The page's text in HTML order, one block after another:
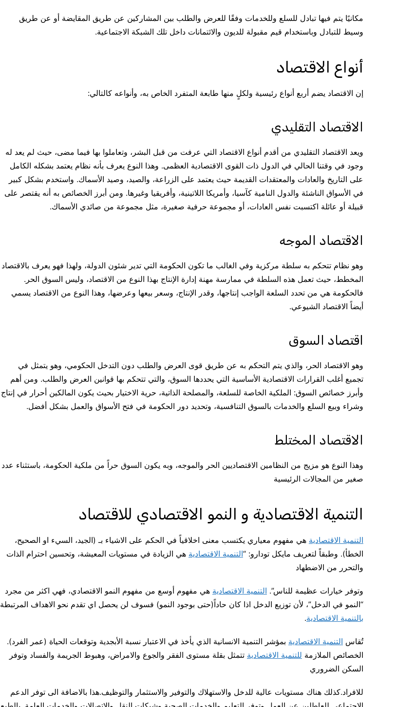
مكانيًا يتم فيها تبادل للسلع وللخدمات وفقًا للعرض والطلب بين المشاركين عن طريق المقايضة أو عن طريق
وسيط للتبادل وباستخدام قيم مقبولة للديون والائتمانات داخل تلك الشبكة الاجتماعية.
أنواع الاقتصاد
إن الاقتصاد يضم أربع أنواع رئيسية ولكلٍ منها طابعة المتفرد الخاص به، وأنواعه كالتالي:
الاقتصاد التقليدي
ويعد الاقتصاد التقليدي من أقدم أنواع الاقتصاد التي عرفت من قبل البشر، وتعاملوا بها فيما مضى، حيث لم يعد له
وجود في وقتنا الحالي في الدول ذات القوى الاقتصادية العظمى. وهذا النوع يعرف بأنه نظام يعتمد بشكله الكامل
على التاريخ والعادات والمعتقدات القديمة حيث يعتمد على الزراعة، والصيد، وصيد الأسماك. واستخدم بشكل كبير
في الأسواق الناشئة والدول النامية كآسيا، وأمريكا اللاتينية، وأفريقيا وغيرها. ومن أبرز الخصائص به أنه يقتصر على
قبيلة أو عائلة اكتسبت نفس العادات، أو مجموعة حرفية صغيرة، مثل مجموعة من صائدي الأسماك.
الاقتصاد الموجه
وهو نظام تتحكم به سلطة مركزية وفي الغالب ما تكون الحكومة التي تدير شئون الدولة، ولهذا فهو يعرف بالاقتصاد
المخطط، حيث تعمل هذه السلطة في ممارسة مهنة إدارة الإنتاج بهذا النوع من الاقتصاد، وليس السوق الحر.
فالحكومة هي من تحدد السلعة الواجب إنتاجها، وقدر الإنتاج، وسعر بيعها وعرضها، وهذا النوع من الاقتصاد يسمي
أيضاً الاقتصاد الشيوعي.
اقتصاد السوق
وهو الاقتصاد الحر، والذي يتم التحكم به عن طريق قوى العرض والطلب دون التدخل الحكومي، وهو يتمثل في
تجميع أغلب القرارات الاقتصادية الأساسية التي يحددها السوق، والتي تتحكم بها قوانين العرض والطلب. ومن أهم
وأبرز خصائص السوق: الملكية الخاصة للسلعة، والمصلحة الذاتية، حرية الاختيار بحيث يكون المالكين أحرار في إنتاج
وشراء وبيع السلع والخدمات بالسوق التنافسية، وتحديد دور الحكومة في فتح الأسواق والعمل بشكل أفضل.
الاقتصاد المختلط
وهذا النوع هو مزيج من النظامين الاقتصاديين الحر والموجه، وبه يكون السوق حراً من ملكية الحكومة، باستثناء عدد
صغير من المجالات الرئيسية
التنمية الاقتصادية و النمو الاقتصادي للاقتصاد
التنمية الاقتصادية هي مفهوم معياري يكتسب معنى اخلاقياً في الحكم على الاشياء بـ (الجيد، السيء او الصحيح،
الخطأ). وطبقاً لتعريف مايكل تودارو: “التنمية الاقتصادية هي الزيادة في مستويات المعيشة، وتحسين احترام الذات
والتحرر من الاضطهاد
وتوفر خيارات عظيمة للناس”. التنمية الاقتصادية هي مفهوم أوسع من مفهوم النمو الاقتصادي، فهي اكثر من مجرد
“النمو في الدخل”، لأن توزيع الدخل اذا كان حاداً(حتى بوجود النمو) فسوف لن يحصل اي تقدم نحو الاهداف المرتبطة
بالتنمية الاقتصادية.
تُقاس التنمية الاقتصادية بمؤشر التنمية الانسانية الذي يأخذ في الاعتبار نسبة الأبجدية وتوقعات الحياة (عمر الفرد).
الخصائص الملازمة للتنمية الاقتصادية تتمثل بقلة مستوى الفقر والجوع والامراض، وهبوط الجريمة والفساد وتوفر
السكن الضروري
للافراد.كذلك هناك مستويات عالية للدخل والاستهلاك والتوفير والاستثمار والتوظيف.هذا بالاضافة الى توفر الدعم